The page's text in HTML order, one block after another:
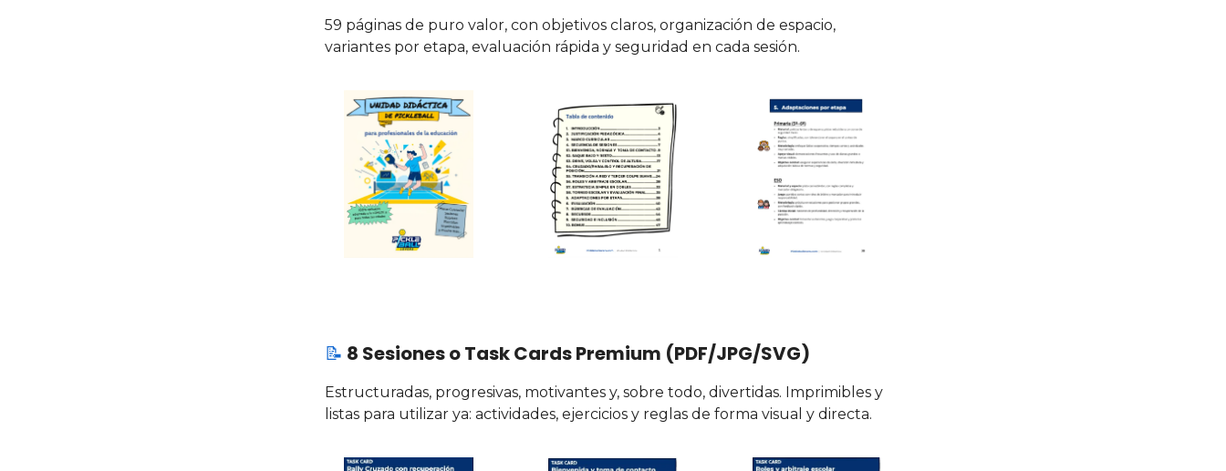
59 páginas de puro valor, con objetivos claros, organización de espacio,
variantes por etapa, evaluación rápida y seguridad en cada sesión.
📝 8 Sesiones o Task Cards Premium (PDF/JPG/SVG)
Estructuradas, progresivas, motivantes y, sobre todo, divertidas. Imprimibles y
listas para utilizar ya: actividades, ejercicios y reglas de forma visual y directa.